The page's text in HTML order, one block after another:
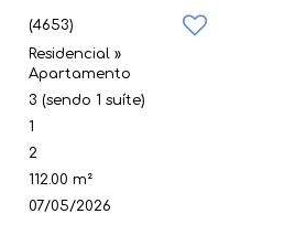
(4653)
Residencial »
Apartamento
3 (sendo 1 suíte)
1
2
112.00 m²
07/05/2026